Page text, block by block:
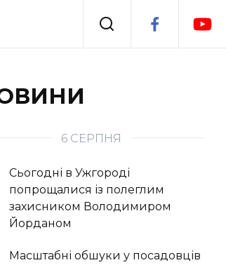
Події
6 СЕРПНЯ
Сьогодні в Ужгороді
попрощалися із полеглим
захисником Володимиром
Йорданом
Масштабні обшуки у посадовців